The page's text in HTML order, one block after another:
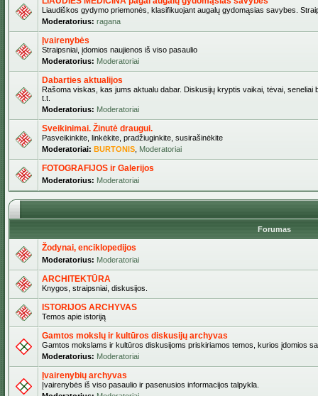
Liaudiškos gydymo priemonės, klasifikuojant augalų gydomąsias savybes.
Moderatorius: ragana
Įvairenybės
Straipsniai, įdomios naujienos iš viso pasaulio
Moderatorius: Moderatoriai
Dabarties aktualijos
Rašoma viskas, kas jums aktualu dabar. Diskusijų kryptis vaikai, tėvai, seneliai
t.t.
Moderatorius: Moderatoriai
Sveikinimai. Žinutė draugui.
Pasveikinkite, linkėkite, pradžiuginkite, susirašinėkite
Moderatoriai: BURTONIS Moderatoriai
FOTOGRAFIJOS ir Galerijos
Moderatorius: Moderatoriai
Forumas
Žodynai, enciklopedijos
Moderatorius: Moderatoriai
ARCHITEKTŪRA
Knygos, straipsniai, diskusijos.
ISTORIJOS ARCHYVAS
Temos apie istoriją
Gamtos mokslų ir kultūros diskusijų archyvas
Gamtos mokslams ir kultūros diskusijoms priskiriamos temos, kurios įdomios
Moderatorius: Moderatoriai
Įvairenybių archyvas
Įvairenybės iš viso pasaulio ir pasenusios informacijos talpykla.